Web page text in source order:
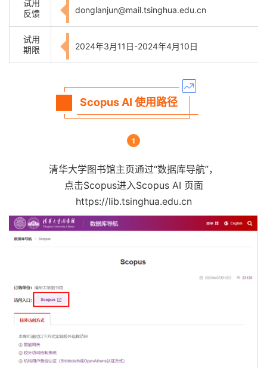
试用
反馈
donglanjun@mail.tsinghua.edu.cn
试用
期限
2024年3月11日-2024年4月10日
Scopus AI 使用路径
1
清华大学图书馆主页通过“数据库导航”，
点击Scopus进入Scopus AI 页面
https://lib.tsinghua.edu.cn